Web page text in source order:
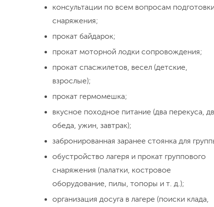
консультации по всем вопросам
снаряжения;
прокат байдарок;
прокат моторной лодки сопровождения;
прокат спасжилетов, весел (детские,
взрослые);
прокат гермомешка;
вкусное походное питание (два перекуса,
обеда, ужин, завтрак);
забронированная заранее стоянка для
обустройство лагеря и прокат группового
снаряжения (палатки, костровое
оборудование, пилы, топоры и т. д.);
организация досуга в лагере (поиски клада,